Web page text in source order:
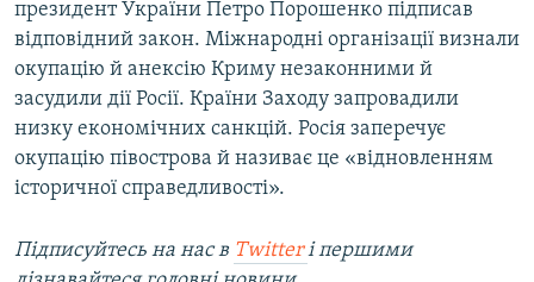
президент України Петро Порошенко підписав
відповідний закон. Міжнародні організації визнали
окупацію й анексію Криму незаконними й
засудили дії Росії. Країни Заходу запровадили
низку економічних санкцій. Росія заперечує
окупацію півострова й називає це «відновленням
історичної справедливості».
Підписуйтесь на наc в Twitterі першими